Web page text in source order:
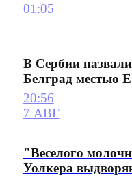
01:05
В Сербии назвали
Белград местью
20:56
7 АВГ
"Веселого
Уолкера